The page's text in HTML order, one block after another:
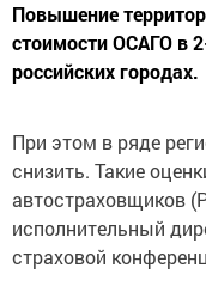
Повышение
стоимости ОСАГО в
российских городах.
При этом в ряде
снизить. Такие
автостраховщиков
исполнительный
страховой